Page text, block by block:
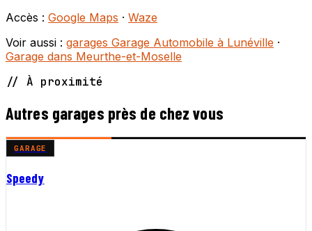
Accès : Google Maps · Waze
Voir aussi : garages Garage Automobile à Lunéville ·
Garage dans Meurthe-et-Moselle
// À proximité
Autres garages près de chez vous
GARAGE
Speedy